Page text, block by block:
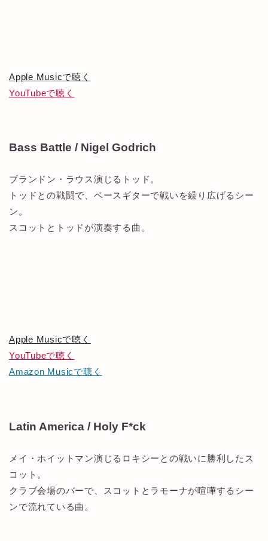
Apple Musicで聴く
YouTubeで聴く
Bass Battle / Nigel Godrich
ブランドン・ラウス演じるトッド。
トッドとの戦闘で、ベースギターで戦いを繰り広げるシー
ン。
スコットとトッドが演奏する曲。
Apple Musicで聴く
YouTubeで聴く
Amazon Musicで聴く
Latin America / Holy F*ck
メイ・ホイットマン演じるロキシーとの戦いに勝利したス
コット。
クラブ会場のバーで、スコットとラモーナが喧嘩するシー
ンで流れている曲。